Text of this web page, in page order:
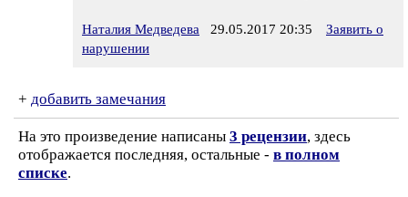
Наталия Медведева 29.05.2017 20:35
Заявить о
нарушении
+ добавить замечания
На это произведение написаны 3 рецензии, здесь
отображается последняя, остальные - в полном
списке.